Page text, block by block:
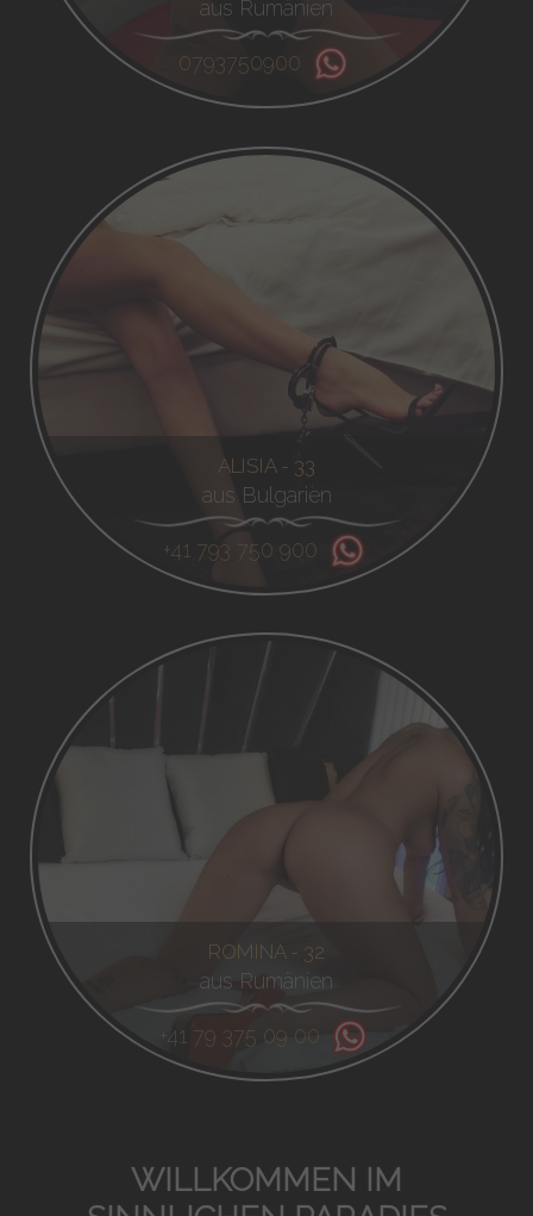
aus Rumänien
0793750900
ALISIA - 33
aus Bulgarien
+41 793 750 900
ROMINA - 32
aus Rumänien
+41 79 375 09 00
WILLKOMMEN IM